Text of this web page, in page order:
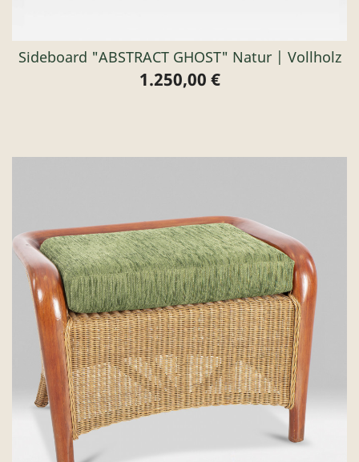
Sideboard "ABSTRACT GHOST" Natur | Vollholz
Preis
1.250,00 €